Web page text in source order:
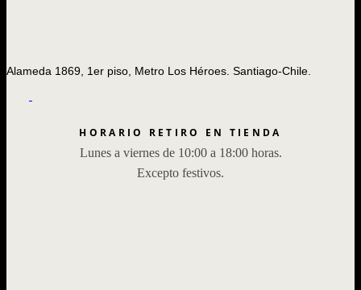
Alameda 1869, 1er piso, Metro Los Héroes. Santiago-Chile.
HORARIO RETIRO EN TIENDA
Lunes a viernes de 10:00 a 18:00 horas.
Excepto festivos.